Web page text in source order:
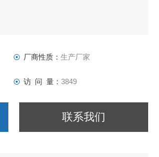
厂商性质： 生产厂家
访 问 量： 3849
联系我们